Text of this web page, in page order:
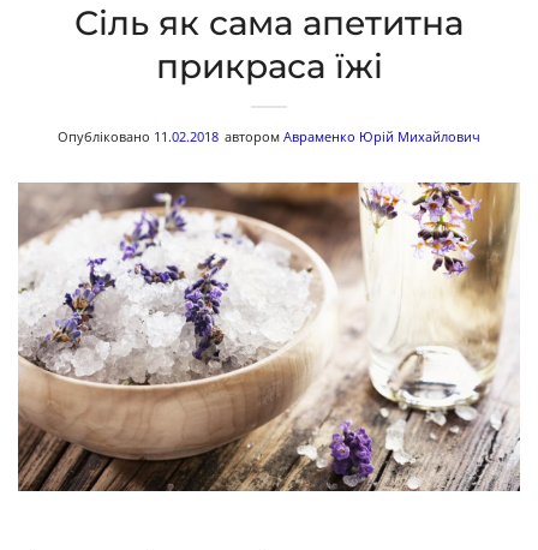
Сіль як сама апетитна
прикраса їжі
Опубліковано 11.02.2018 автором Авраменко Юрій Михайлович